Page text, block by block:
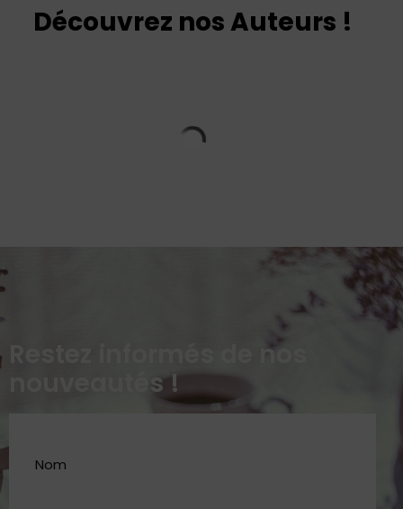
Découvrez nos Auteurs !
Restez informés de nos
nouveautés !